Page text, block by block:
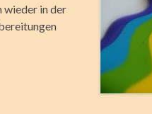
wieder in der